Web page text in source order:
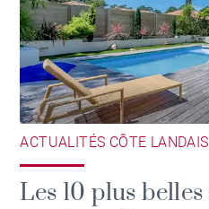
ACTUALITÉS CÔTE
Les 10 plus